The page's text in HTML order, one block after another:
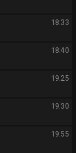
18:33
18:40
19:25
19:30
19:55